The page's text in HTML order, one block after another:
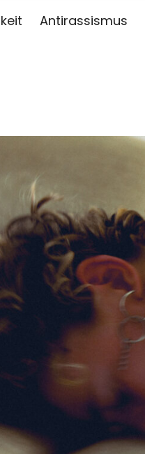
Antirassismus
UND AKTIVISMUS